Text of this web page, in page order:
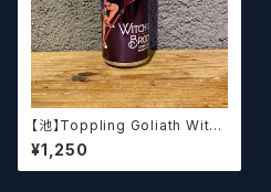
【池】Toppling Goliath Witch
es Broom / ウィッチズ ブルー
ム 【クラフトビール】
¥1,250